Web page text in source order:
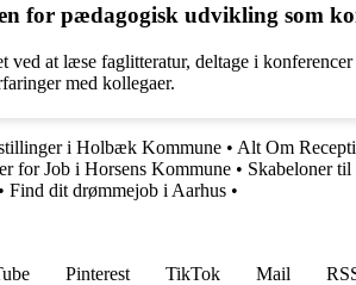
for pædagogisk udvikling som
at læse faglitteratur, deltage i
med kollegaer.
i Holbæk Kommune • Alt Om
for Job i Horsens Kommune • Skabeloner
• Find dit drømmejob i Aarhus •
Pinterest TikTok Mail